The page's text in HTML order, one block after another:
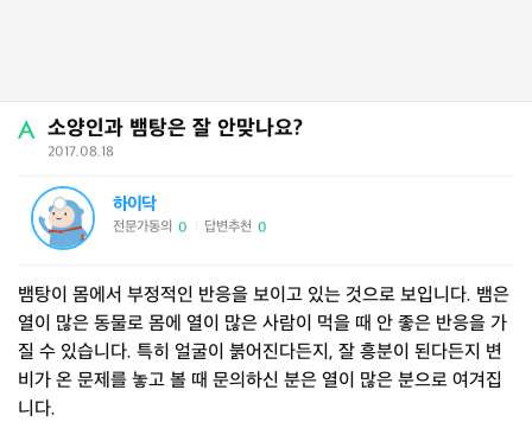
소양인과 뱀탕은 잘 안맞나요?
2017.08.18
하이닥
전문가동의 0 답변추천 0
뱀탕이 몸에서 부정적인 반응을 보이고 있는 것으로 보입니다. 뱀은
열이 많은 동물로 몸에 열이 많은 사람이 먹을 때 안 좋은 반응을 가
질 수 있습니다. 특히 얼굴이 붉어진다든지, 잘 흥분이 된다든지 변
비가 온 문제를 놓고 볼 때 문의하신 분은 열이 많은 분으로 여겨집
니다.